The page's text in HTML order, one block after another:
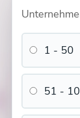
1 - 50
51 -